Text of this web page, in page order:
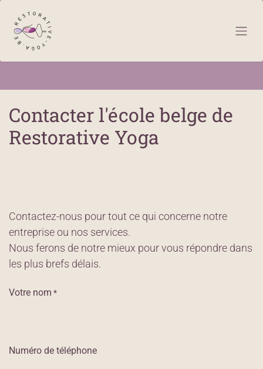
Contacter l'école belge de
Restorative Yoga
Contactez-nous pour tout ce qui concerne notre
entreprise ou nos services.
Nous ferons de notre mieux pour vous répondre dans
les plus brefs délais.
Votre nom *
Numéro de téléphone